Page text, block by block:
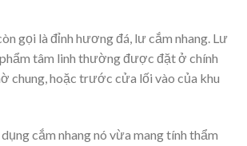
gọi là đỉnh hương đá, lư cắm nhang. Lư
tâm linh thường được đặt ở chính
chung, hoặc trước cửa lối vào của khu
cắm nhang nó vừa mang tính thẩm